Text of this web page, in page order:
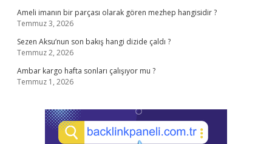
Ameli imanın bir parçası olarak gören mezhep hangisidir ?
Temmuz 3, 2026
Sezen Aksu’nun son bakış hangi dizide çaldı ?
Temmuz 2, 2026
Ambar kargo hafta sonları çalışıyor mu ?
Temmuz 1, 2026